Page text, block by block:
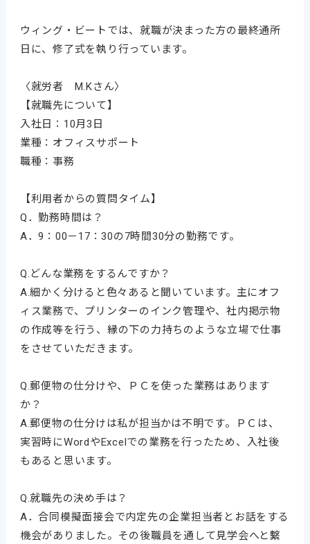
ウィング・ビートでは、就職が決まった方の最終通所
日に、修了式を執り行っています。
〈就労者 M.Kさん〉
【就職先について】
入社日：10月3日
業種：オフィスサポート
職種：事務
【利用者からの質問タイム】
Q．勤務時間は？
A．9：00－17：30の7時間30分の勤務です。
Q.どんな業務をするんですか？
A.細かく分けると色々あると聞いています。主にオフ
ィス業務で、プリンターのインク管理や、社内掲示物
の作成等を行う、縁の下の力持ちのような立場で仕事
をさせていただきます。
Q.郵便物の仕分けや、ＰＣを使った業務はあります
か？
A.郵便物の仕分けは私が担当かは不明です。ＰＣは、
実習時にWordやExcelでの業務を行ったため、入社後
もあると思います。
Q.就職先の決め手は？
A．合同模擬面接会で内定先の企業担当者とお話をする
機会がありました。その後職員を通して見学会へと繫